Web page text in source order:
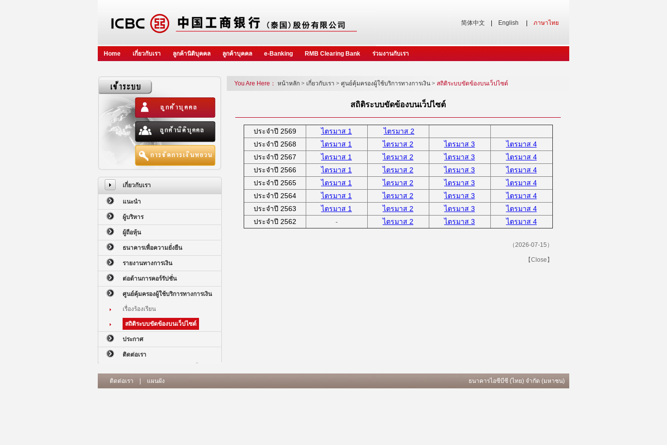
简体中文 English ภาษาไทย
Home เกี่ยวกับเรา ลูกค้านิติบุคคล ลูกค้าบุคคล e-Banking RMB Clearing Bank ร่วมงานกับเรา
เกี่ยวกับเรา
แนะนำ
ผู้บริหาร
ผู้ถือหุ้น
ธนาคารเพื่อความยั่งยืน
รายงานทางการเงิน
ต่อต้านการคอร์รัปชั่น
ศูนย์คุ้มครองผู้ใช้บริการทางการเงิน
เรื่องร้องเรียน
สถิติระบบขัดข้องบนเว็ปไซต์
ประกาศ
ติดต่อเรา
You Are Here： หน้าหลัก > เกี่ยวกับเรา > ศูนย์คุ้มครองผู้ใช้บริการทางการเงิน > สถิติระบบขัดข้องบนเว็ปไซต์
สถิติระบบขัดข้องบนเว็ปไซต์
ประจำปี 2569 ไตรมาส 1
ไตรมาส 2
ประจำปี 2568
ไตรมาส 1 ไตรมาส 2 ไตรมาส 3
ไตรมาส 4
ประจำปี 2567
ไตรมาส 1 ไตรมาส 2 ไตรมาส 3
ไตรมาส 4
ประจำปี 2566
ไตรมาส 1 ไตรมาส 2 ไตรมาส 3
ไตรมาส 4
ประจำปี 2565
ไตรมาส 1 ไตรมาส 2 ไตรมาส 3
ไตรมาส 4
ประจำปี 2564
ไตรมาส 1 ไตรมาส 2 ไตรมาส 3
ไตรมาส 4
ประจำปี 2563
ไตรมาส 1 ไตรมาส 2 ไตรมาส 3
ไตรมาส 4
ประจำปี 2562
- ไตรมาส 2 ไตรมาส 3 ไตรมาส 4
（2026-07-15 ）
【Close】
ติดต่อเรา แผนผัง ธนาคารไอซีบีซี (ไทย) จำกัด (มหาชน)